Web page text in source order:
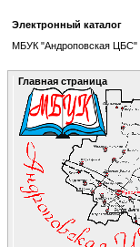
Электронный каталог
МБУК "Андроповская ЦБС"
Главная страница